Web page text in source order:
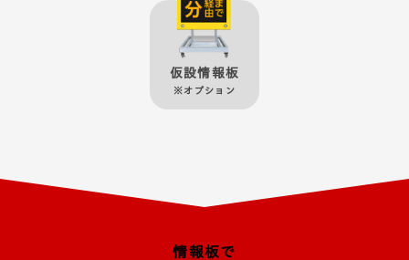
仮設情報板
※オプション
情報板で